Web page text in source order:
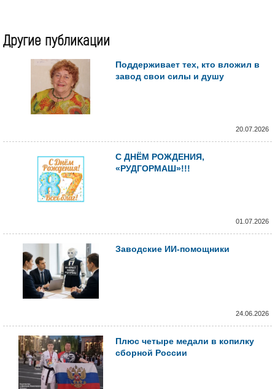
Другие публикации
Поддерживает тех, кто вложил в
завод свои силы и душу
20.07.2026
С ДНЁМ РОЖДЕНИЯ,
«РУДГОРМАШ»!!!
01.07.2026
Заводские ИИ-помощники
24.06.2026
Плюс четыре медали в копилку
сборной России